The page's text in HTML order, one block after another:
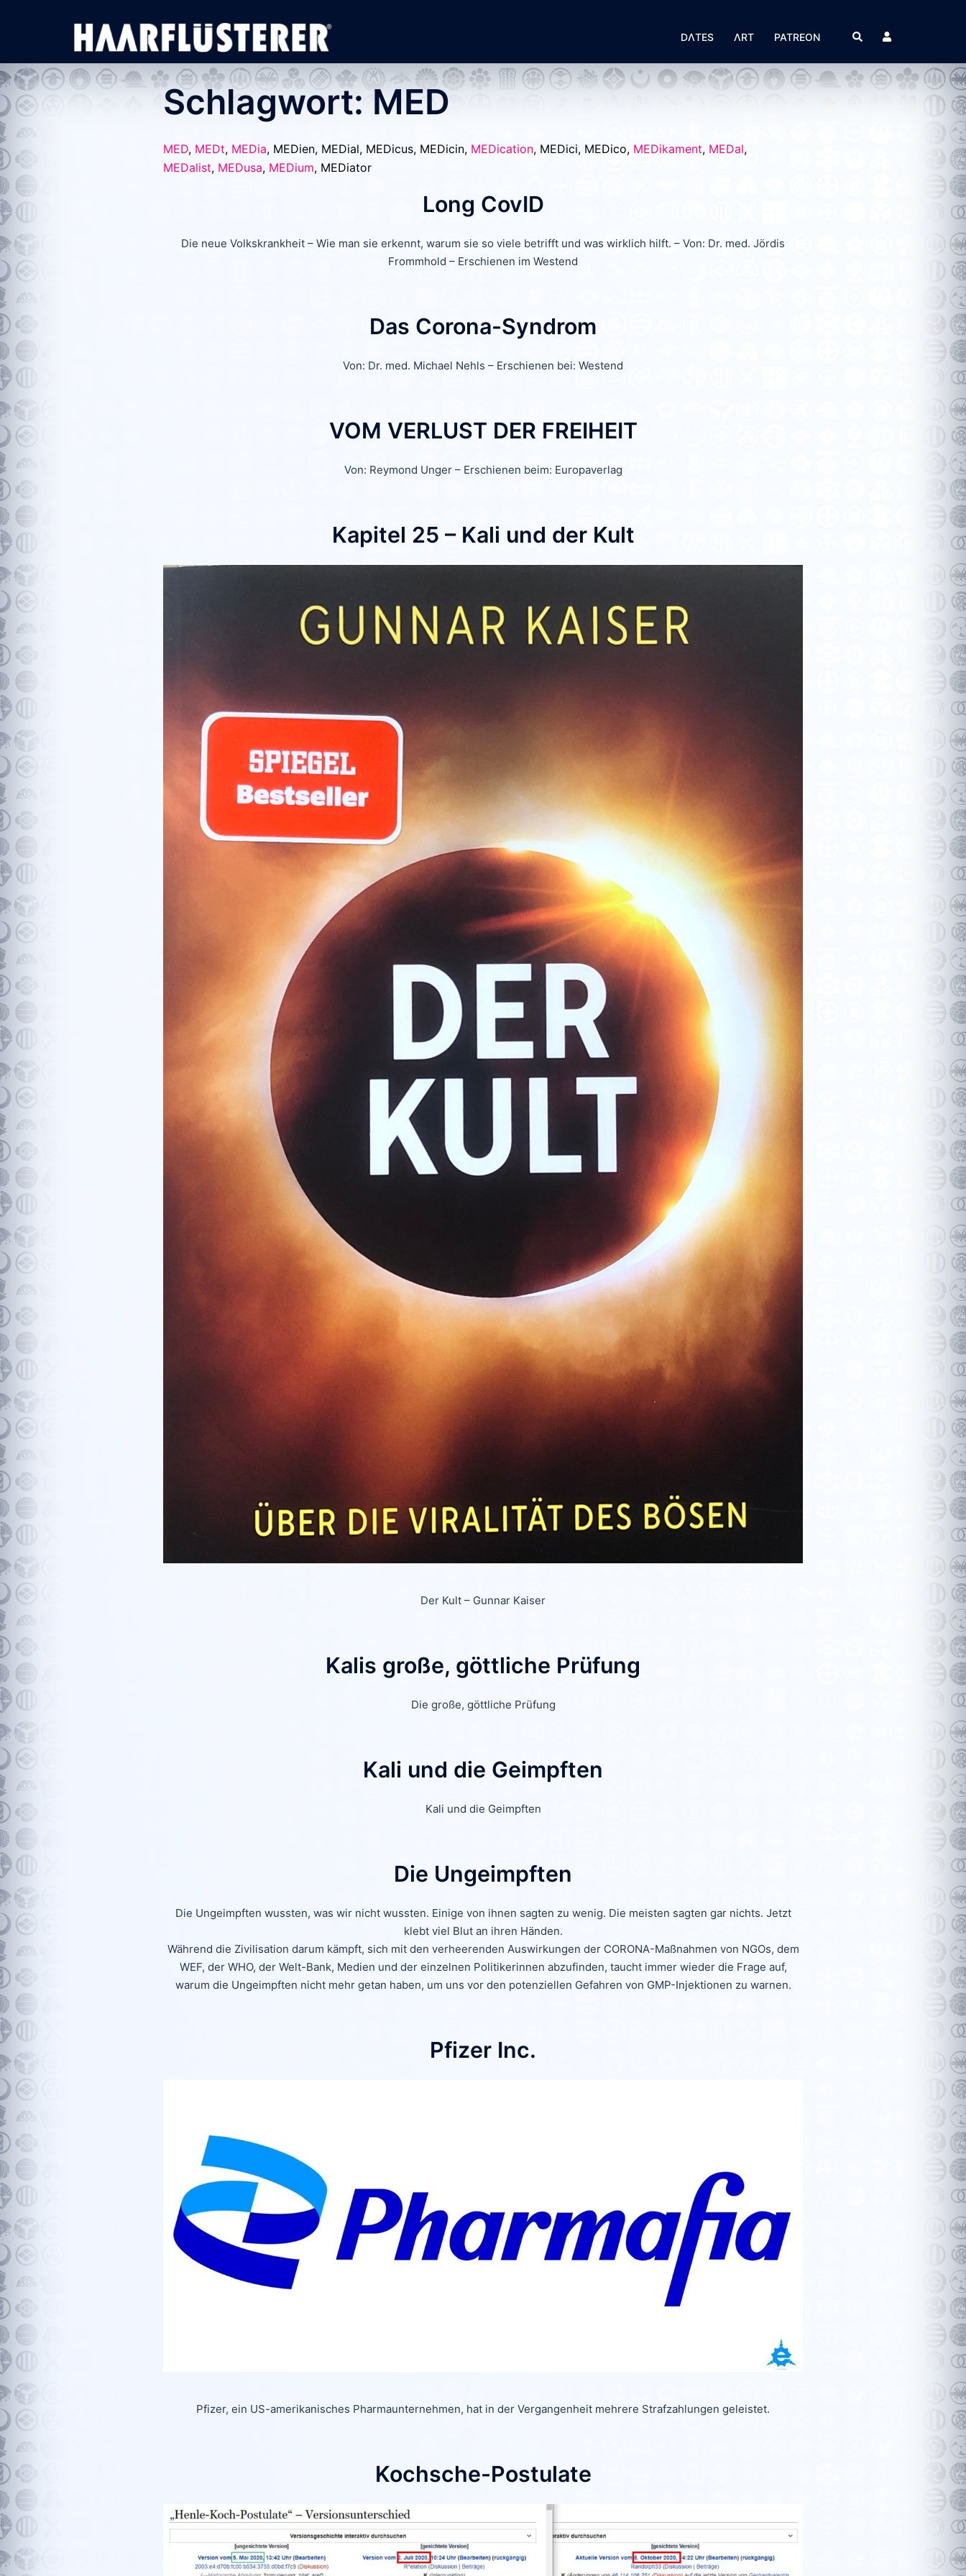
DΛTES ΛRT PATREON Suche
Schlagwort:MED
MED, MEDt, MEDia, MEDien, MEDial, MEDicus, MEDicin, MEDication, MEDici, MEDico, MEDikament, MEDal,
MEDalist, MEDusa, MEDium, MEDiator
Long CovID
Die neue Volkskrankheit – Wie man sie erkennt, warum sie so viele betrifft und was wirklich hilft. – Von: Dr. med. Jördis
Frommhold – Erschienen im Westend
Das Corona-Syndrom
Von: Dr. med. Michael Nehls – Erschienen bei: Westend
VOM VERLUST DER FREIHEIT
Von: Reymond Unger – Erschienen beim: Europaverlag
Kapitel 25 – Kali und der Kult
Der Kult – Gunnar Kaiser
Kalis große, göttliche Prüfung
Die große, göttliche Prüfung
Kali und die Geimpften
Kali und die Geimpften
Die Ungeimpften
Die Ungeimpften wussten, was wir nicht wussten. Einige von ihnen sagten zu wenig. Die meisten sagten gar nichts. Jetzt
klebt viel Blut an ihren Händen.
Während die Zivilisation darum kämpft, sich mit den verheerenden Auswirkungen der CORONA-Maßnahmen von NGOs, dem
WEF, der WHO, der Welt-Bank, Medien und der einzelnen Politikerinnen abzufinden, taucht immer wieder die Frage auf,
warum die Ungeimpften nicht mehr getan haben, um uns vor den potenziellen Gefahren von GMP-Injektionen zu warnen.
Pfizer Inc.
Pfizer, ein US-amerikanisches Pharmaunternehmen, hat in der Vergangenheit mehrere Strafzahlungen geleistet.
Kochsche-Postulate